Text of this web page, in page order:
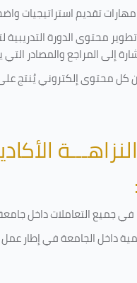
تقديم استراتيجيات
تطوير محتوى الدورة
إلى المراجع والمصادر
كل محتوى إلكتروني يُنتج
في جميع التعاملات داخل
داخل الجامعة في إطار